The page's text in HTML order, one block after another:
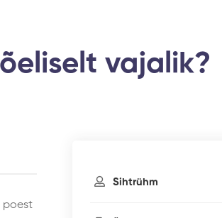
vajalik?
poest
Sihtrühm